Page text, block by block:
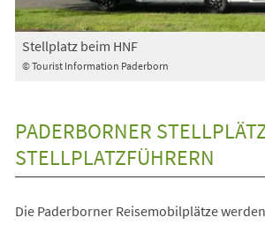
© Tourist Information Paderborn
Stellplatz beim HNF
PADERBORNER
STELLPLATZFÜHRERN
Die Paderborner Reisemobilplätze